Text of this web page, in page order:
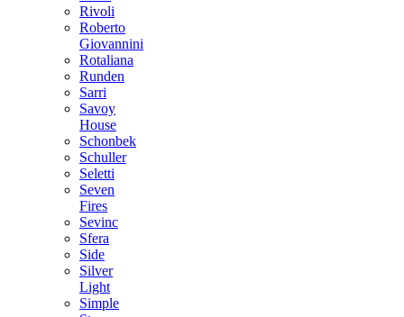
Rivoli
Roberto
Giovannini
Rotaliana
Runden
Sarri
Savoy
House
Schonbek
Schuller
Seletti
Seven
Fires
Sevinc
Sfera
Side
Silver
Light
Simple